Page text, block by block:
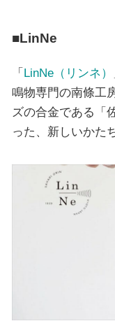
■LinNe
「LinNe（リンネ）
鳴物専門の南條工
ズの合金である「
った、新しいかた